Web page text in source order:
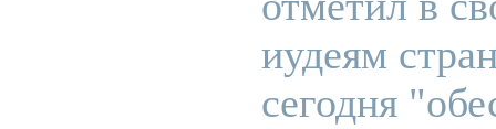
иудеям
сегодня